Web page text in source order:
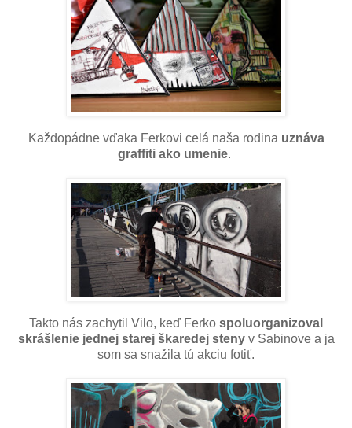
Každopádne vďaka Ferkovi celá naša rodina uznáva
graffiti ako umenie.
Takto nás zachytil Vilo, keď Ferko spoluorganizoval
skrášlenie jednej starej škaredej stenyv Sabinove a ja
som sa snažila tú akciu fotiť.